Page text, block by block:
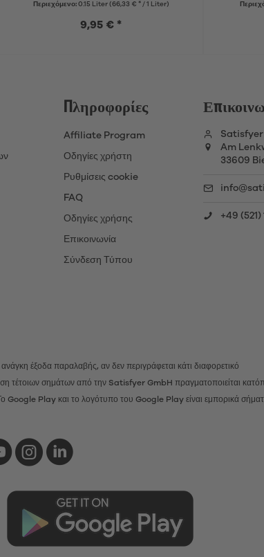
Περιεχόμενο: 0.15 Liter (66,33 € * / 1 Liter)
9,95 € *
Πληροφορίες
Affiliate Program
Οδηγίες χρήστη
Ρυθμίσεις cookie
FAQ
Οδηγίες χρήσης
Επικοινωνία
Σύνδεση Τύπου
Satisfyer
Am
33609
+49 (521)
ανάγκη έξοδα παραλαβής, αν δεν περιγράφεται κάτι διαφορετικό
τέτοιων σημάτων από την Satisfyer GmbH πραγματοποιείται
Play και το λογότυπο του Google Play είναι εμπορικά